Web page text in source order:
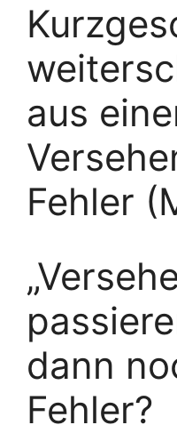
aus
Fehler
dann
Fehler?